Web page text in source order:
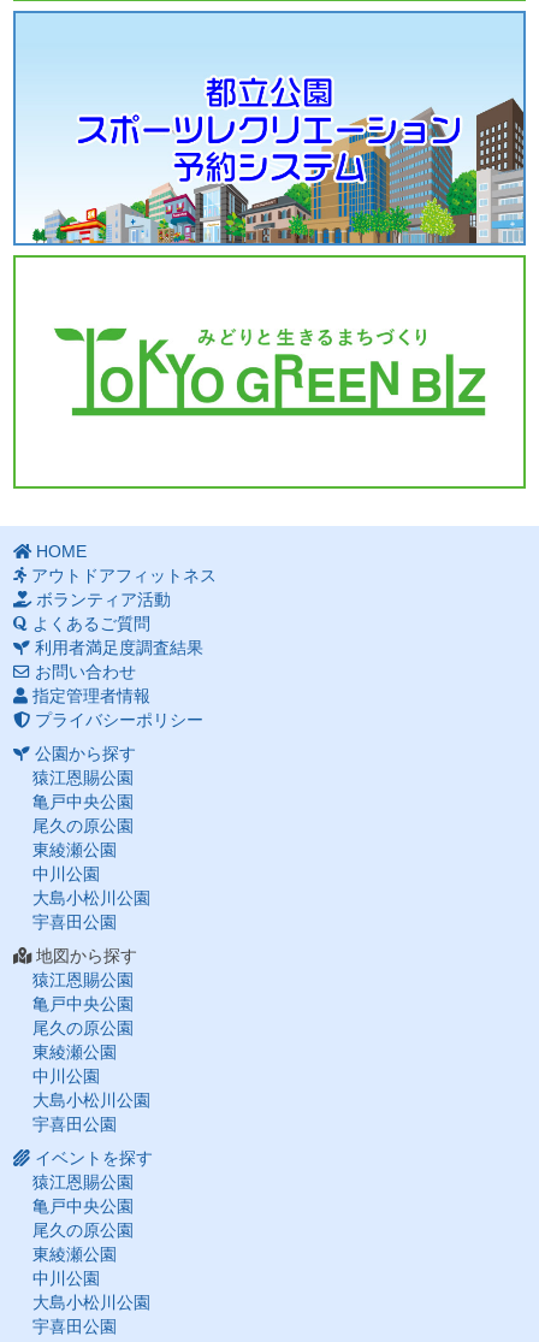
HOME
アウトドアフィットネス
ボランティア活動
よくあるご質問
利用者満足度調査結果
お問い合わせ
指定管理者情報
プライバシーポリシー
公園から探す
猿江恩賜公園
亀戸中央公園
尾久の原公園
東綾瀬公園
中川公園
大島小松川公園
宇喜田公園
地図から探す
猿江恩賜公園
亀戸中央公園
尾久の原公園
東綾瀬公園
中川公園
大島小松川公園
宇喜田公園
イベントを探す
猿江恩賜公園
亀戸中央公園
尾久の原公園
東綾瀬公園
中川公園
大島小松川公園
宇喜田公園